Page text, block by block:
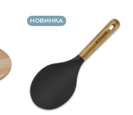
НОВИНКА